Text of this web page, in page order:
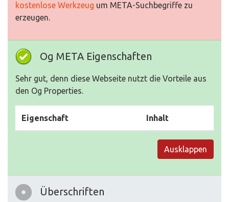
kostenlose Werkzeug um META-Suchbegriffe zu
erzeugen.
Og META Eigenschaften
Sehr gut, denn diese Webseite nutzt die Vorteile aus
den Og Properties.
Eigenschaft Inhalt
Ausklappen
Überschriften